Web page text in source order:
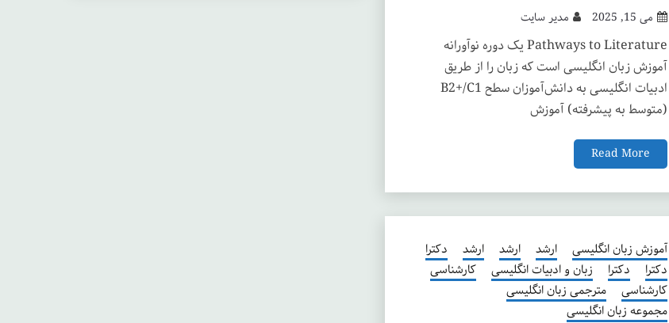
می 15, 2025 مدیر سایت
Pathways to Literature یک دوره نوآورانه
آموزش زبان انگلیسی است که زبان را از طریق
ادبیات انگلیسی به دانش‌آموزان سطح B2+/C1
(متوسط به پیشرفته) آموزش
Read More
آموزش زبان انگلیسی ارشد ارشد ارشد
دکترا
دکترا
دکترا زبان و ادبیات انگلیسی
کارشناسی
کارشناسی
مترجمی زبان انگلیسی
مجموعه زبان انگلیسی